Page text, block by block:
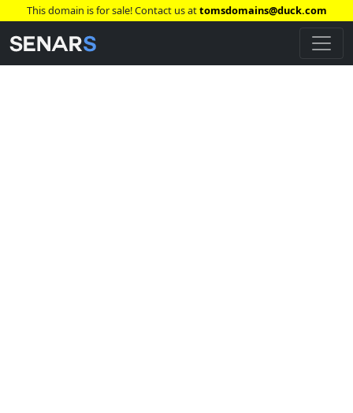
This domain is for sale! Contact us attomsdomains@duck.com